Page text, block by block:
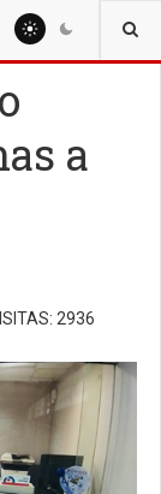
a
2936